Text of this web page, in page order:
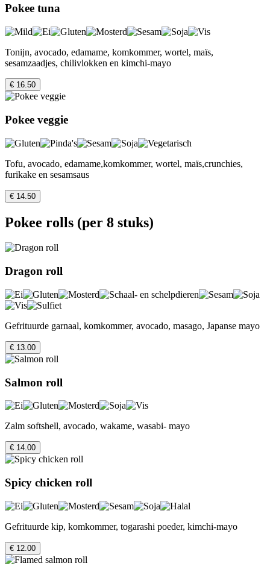
Pokee tuna
Tonijn, avocado, edamame, komkommer, wortel, maïs,
sesamzaadjes, chilivlokken en kimchi-mayo
€ 16.50
Pokee veggie
Tofu, avocado, edamame,komkommer, wortel, maïs,crunchies,
furikake en sesamsaus
€ 14.50
Pokee rolls (per 8 stuks)
Dragon roll
Gefrituurde garnaal, komkommer, avocado, masago, Japanse mayo
€ 13.00
Salmon roll
Zalm softshell, avocado, wakame, wasabi- mayo
€ 14.00
Spicy chicken roll
Gefrituurde kip, komkommer, togarashi poeder, kimchi-mayo
€ 12.00